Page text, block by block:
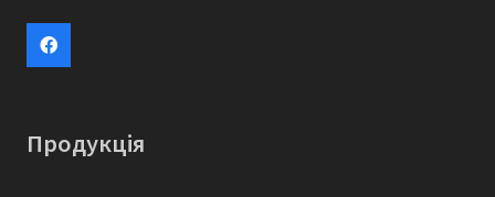
Продукція